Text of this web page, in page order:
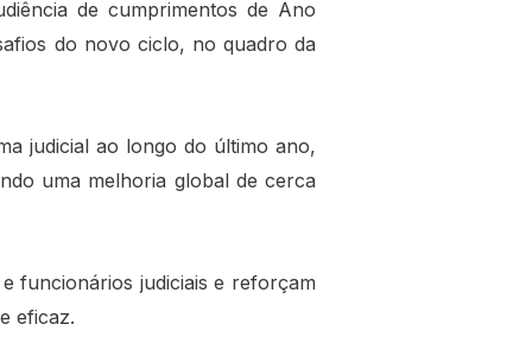
de cumprimentos de Ano
do novo ciclo, no quadro da
judicial ao longo do último ano,
uma melhoria global de cerca
funcionários judiciais e reforçam
eficaz.